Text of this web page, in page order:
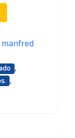
manfred
,
,